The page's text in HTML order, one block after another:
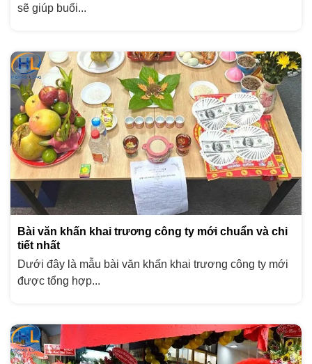
sẽ giúp buổi...
Bài văn khấn khai trương công ty mới chuẩn và chi
tiết nhất
Dưới đây là mẫu bài văn khấn khai trương công ty mới
được tổng hợp...